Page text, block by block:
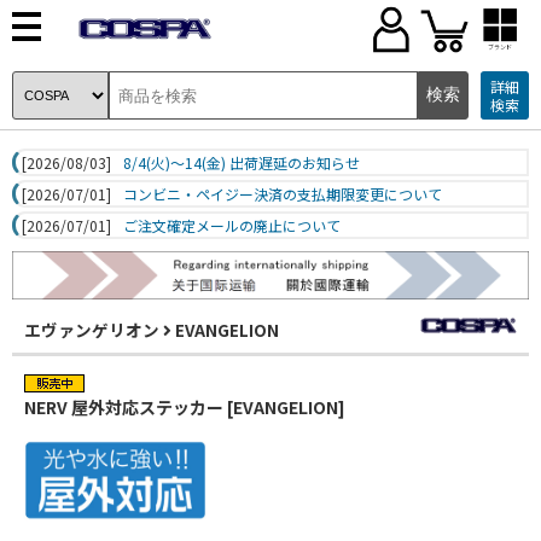
ブランド
詳細
検索
[2026/08/03]
8/4(火)～14(金) 出荷遅延のお知らせ
[2026/07/01]
コンビニ・ペイジー決済の支払期限変更について
[2026/07/01]
ご注文確定メールの廃止について
エヴァンゲリオン EVANGELION
NERV 屋外対応ステッカー [EVANGELION]